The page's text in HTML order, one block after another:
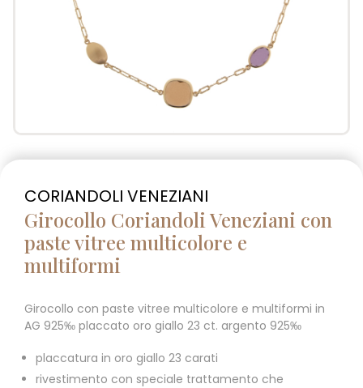
CORIANDOLI VENEZIANI
Girocollo Coriandoli Veneziani con
paste vitree multicolore e
multiformi
Girocollo con paste vitree multicolore e multiformi in
AG 925‰ placcato oro giallo 23 ct. argento 925‰
placcatura in oro giallo 23 carati
rivestimento con speciale trattamento che